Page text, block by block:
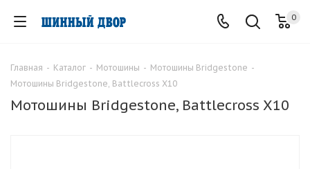
0
Главная - Каталог - Мотошины - Мотошины Bridgestone -
Мотошины Bridgestone, Battlecross X10
Мотошины Bridgestone, Battlecross X10